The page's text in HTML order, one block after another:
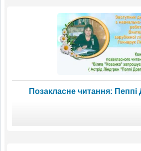
Позакласне читання: Пеппі